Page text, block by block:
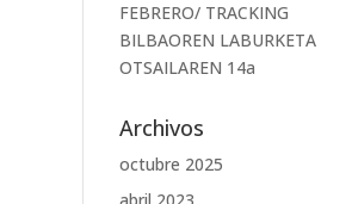
FEBRERO/ TRACKING
BILBAOREN LABURKETA
OTSAILAREN 14a
Archivos
octubre 2025